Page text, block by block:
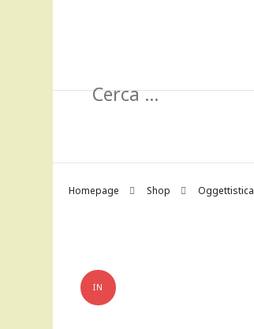
Ricerca
Homepage Shop Oggettistica
IN